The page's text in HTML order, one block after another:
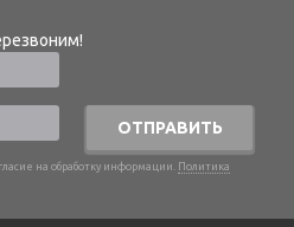
ОТПРАВИТЬ
на обработку информации. Политика